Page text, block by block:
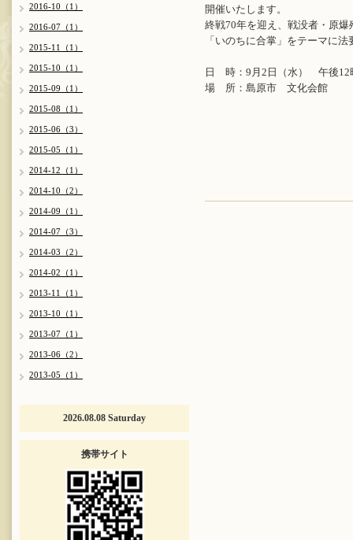
開催いたします。
終戦70年を迎え、戦没者・原
「いのちに合掌」をテーマに
日 時：9月2日（水） 午後12
場 所：島原市 文化会館
2016-10（1）
2016-07（1）
2015-11（1）
2015-10（1）
2015-09（1）
2015-08（1）
2015-06（3）
2015-05（1）
2014-12（1）
2014-10（2）
2014-09（1）
2014-07（3）
2014-03（2）
2014-02（1）
2013-11（1）
2013-10（1）
2013-07（1）
2013-06（2）
2013-05（1）
2026.08.08 Saturday
携帯サイト